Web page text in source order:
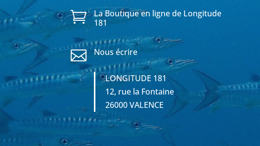

La Boutique en ligne de Longitude
181
 Nous écrire
LONGITUDE 181
12, rue la Fontaine
26000 VALENCE